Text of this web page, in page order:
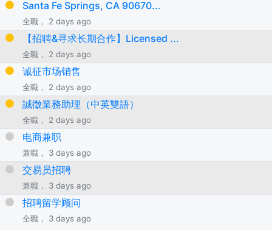
Santa Fe Springs, CA 90670...
全職， 2 days ago
【招聘&寻求长期合作】Licensed ...
全職， 2 days ago
诚征市场销售
全職， 2 days ago
誠徵業務助理（中英雙語）
全職， 2 days ago
电商兼职
兼職， 3 days ago
交易员招聘
兼職， 3 days ago
招聘留学顾问
全職， 3 days ago